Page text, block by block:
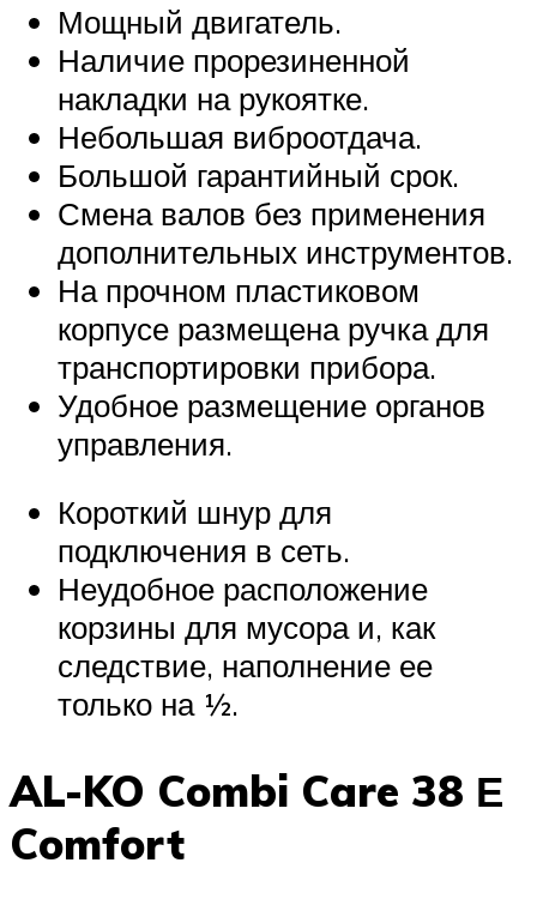
Мощный двигатель.
Наличие прорезиненной
накладки на рукоятке.
Небольшая виброотдача.
Большой гарантийный срок.
Смена валов без применения
дополнительных инструментов.
На прочном пластиковом
корпусе размещена ручка для
транспортировки прибора.
Удобное размещение органов
управления.
Короткий шнур для
подключения в сеть.
Неудобное расположение
корзины для мусора и, как
следствие, наполнение ее
только на ½.
AL-KO Combi Care 38 Е
Comfort